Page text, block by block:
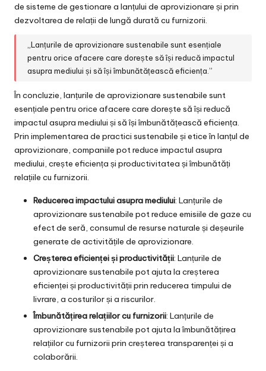
de sisteme de gestionare a lanțului de aprovizionare și prin
dezvoltarea de relații de lungă durată cu furnizorii.
„Lanțurile de aprovizionare sustenabile sunt esențiale
pentru orice afacere care dorește să își reducă impactul
asupra mediului și să își îmbunătățească eficiența.”
În concluzie, lanțurile de aprovizionare sustenabile sunt
esențiale pentru orice afacere care dorește să își reducă
impactul asupra mediului și să își îmbunătățească eficiența.
Prin implementarea de practici sustenabile și etice în lanțul de
aprovizionare, companiile pot reduce impactul asupra
mediului, crește eficiența și productivitatea și îmbunătăți
relațiile cu furnizorii.
Reducerea impactului asupra mediului: Lanțurile de
aprovizionare sustenabile pot reduce emisiile de gaze cu
efect de seră, consumul de resurse naturale și deșeurile
generate de activitățile de aprovizionare.
Creșterea eficienței și productivității: Lanțurile de
aprovizionare sustenabile pot ajuta la creșterea
eficienței și productivității prin reducerea timpului de
livrare, a costurilor și a riscurilor.
Îmbunătățirea relațiilor cu furnizorii: Lanțurile de
aprovizionare sustenabile pot ajuta la îmbunătățirea
relațiilor cu furnizorii prin creșterea transparenței și a
colaborării.